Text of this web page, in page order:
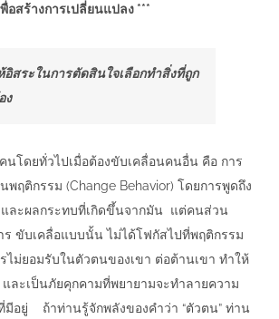
อสร้างการเปลี่ยนแปลง ***
อิสระในการตัดสินใจเลือกทำสิ่งที่ถูก
ง
นโดยทั่วไปเมื่อต้องขับเคลื่อนคนอื่น คือ การ
ฤติกรรม (Change Behavior) โดยการพูดถึง
และผลกระทบที่เกิดขึ้นจากมัน แต่คนส่วน
ขับเคลื่อแบบนั้น ไม่ได้โฟกัสไปที่พฤติกรรม
ไม่ยอมรับในตัวตนของเขา ต่อต้านเขา ทำให้
ละเป็นภัยคุกคามที่พยายามจะทำลายความ
มีอยู่ ถ้าท่านรู้จักพลังของคำว่า “ตัวตน” ท่าน